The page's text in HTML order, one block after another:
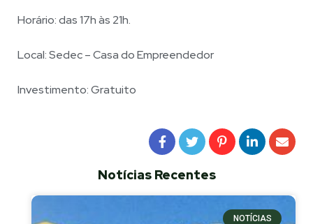
Horário: das 17h às 21h.
Local: Sedec – Casa do Empreendedor
Investimento: Gratuito
Notícias Recentes
NOTÍCIAS